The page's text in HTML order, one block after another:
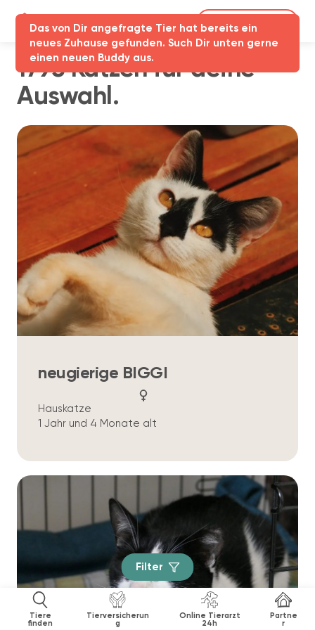
Tiere
finden
Tierversicherun
g
Online Tierarzt
24h
Partne
r
1795 Katzen für deine
Auswahl.
neugierige BIGGI
Hauskatze
1 Jahr und 4 Monate alt
Das von Dir angefragte Tier hat bereits ein
neues Zuhause gefunden. Such Dir unten gerne
einen neuen Buddy aus.
Filter